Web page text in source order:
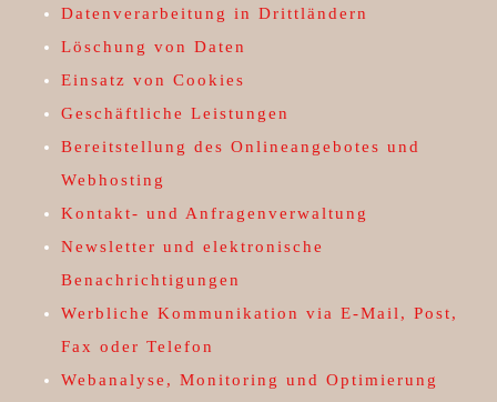
Datenverarbeitung in Drittländern
Löschung von Daten
Einsatz von Cookies
Geschäftliche Leistungen
Bereitstellung des Onlineangebotes und
Webhosting
Kontakt- und Anfragenverwaltung
Newsletter und elektronische
Benachrichtigungen
Werbliche Kommunikation via E-Mail, Post,
Fax oder Telefon
Webanalyse, Monitoring und Optimierung